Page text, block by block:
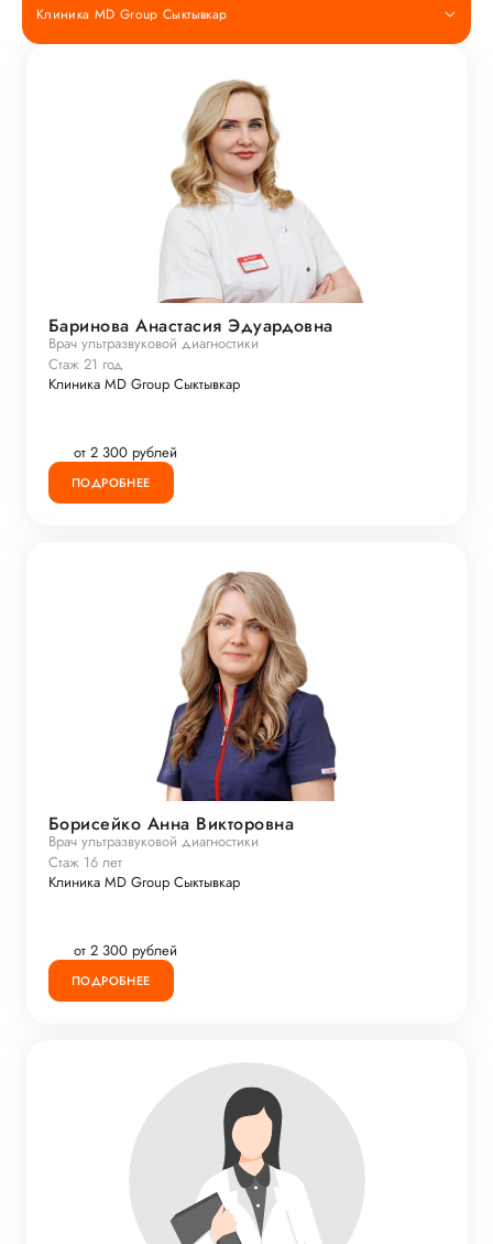
Клиника MD Group Сыктывкар
Баринова Анастасия Эдуардовна
Врач ультразвуковой диагностики
Стаж 21 год
Клиника MD Group Сыктывкар
от 2 300 рублей
ПОДРОБНЕЕ
Борисейко Анна Викторовна
Врач ультразвуковой диагностики
Стаж 16 лет
Клиника MD Group Сыктывкар
от 2 300 рублей
ПОДРОБНЕЕ